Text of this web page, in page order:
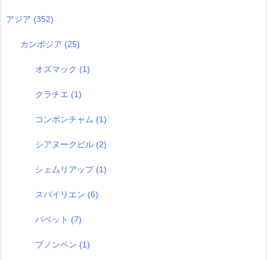
アジア (352)
カンボジア (25)
オズマック (1)
クラチエ (1)
コンポンチャム (1)
シアヌークビル (2)
シェムリアップ (1)
スバイリエン (6)
バベット (7)
プノンペン (1)